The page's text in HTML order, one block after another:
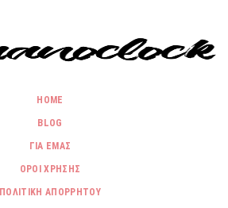
HOME
BLOG
ΓΙΑ ΕΜΑΣ
ΟΡΟΙ ΧΡΗΣΗΣ
ΠΟΛΙΤΙΚΗ ΑΠΟΡΡΗΤΟΥ